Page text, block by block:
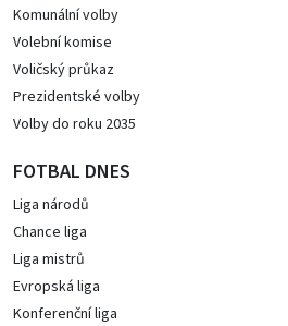
Komunální volby
Volební komise
Voličský průkaz
Prezidentské volby
Volby do roku 2035
FOTBAL DNES
Liga národů
Chance liga
Liga mistrů
Evropská liga
Konferenční liga